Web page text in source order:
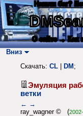
Нашли баг?
О сайте → Как
Вниз
Скачать: CL DM ;
Эмуляция
ветки
← →
ray_wagner © (